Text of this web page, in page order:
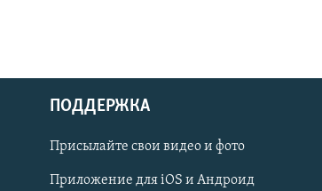
Українською
Qırımtatar
ПОДДЕРЖКА
Присылайте свои видео и фото
Приложение для iOS и Андроид